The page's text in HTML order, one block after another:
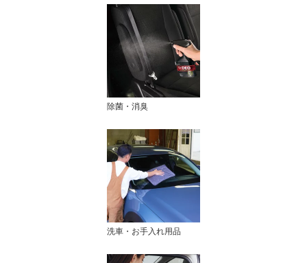
除菌・消臭
洗車・お手入れ用品